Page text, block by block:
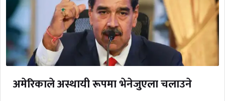
अमेरिकाले अस्थायी रूपमा भेनेजुएला चलाउने